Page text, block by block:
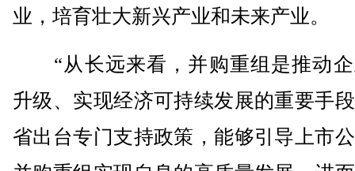
业，培育壮大新兴产业和未来产业。
“从长远来看，并购重组是推动企
升级、实现经济可持续发展的重要手
省出台专门支持政策，能够引导上市